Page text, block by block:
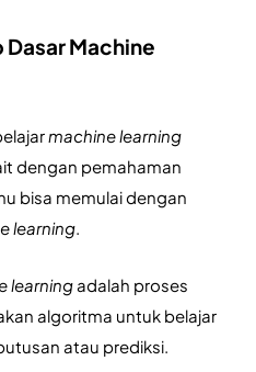
Machine
dengan pemahaman
bisa memulai dengan
learning.
learning adalah proses
algoritma untuk belajar
atau prediksi.